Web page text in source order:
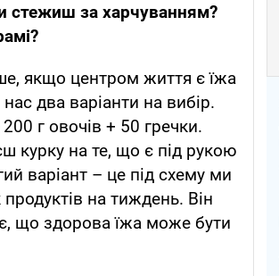
стежиш за харчуванням?
якщо центром життя є їжа
два варіанти на вибір.
г овочів + 50 гречки.
курку на те, що є під рукою
варіант – це під схему ми
на тиждень. Він
що здорова їжа може бути